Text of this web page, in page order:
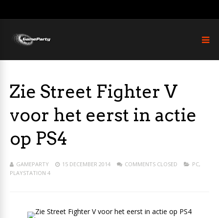
Zie Street Fighter V
voor het eerst in actie
op PS4
GAMEPARTY 15 DECEMBER 2014 COMMENTS CLOSED PC,
PLAYSTATION 4